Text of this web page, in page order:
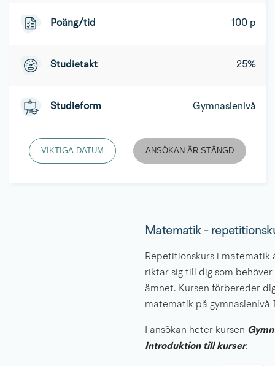
Poäng/tid 100 p
Studietakt 25%
Studieform Gymnasienivå
VIKTIGA DATUM ANSÖKAN ÄR STÄNGD
Matematik -
Repetitionskurs i matematik
riktar sig till dig som
ämnet. Kursen förbereder
matematik på gymnasienivå
I ansökan heter kursen
Introduktion till kurser.